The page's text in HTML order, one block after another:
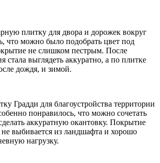
плитку для двора и дорожек вокруг
что можно было подобрать цвет под
не слишком пестрым. После
стала выглядеть аккуратно, а по плитке
дождя, и зимой.
Градди для благоустройства территории
понравилось, что можно сочетать
аккуратную окантовку. Покрытие
не выбивается из ландшафта и хорошо
нагрузку.